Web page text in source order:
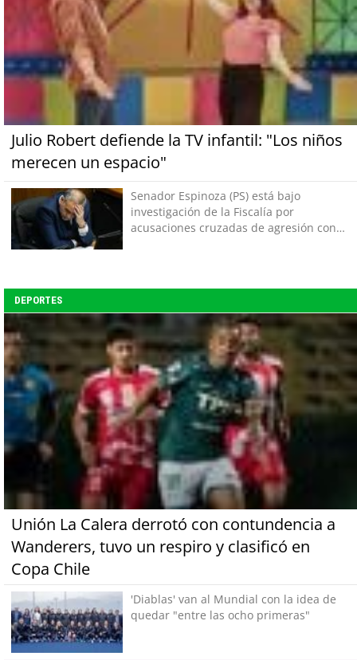
Julio Robert defiende la TV infantil: "Los niños
merecen un espacio"
Senador Espinoza (PS) está bajo
investigación de la Fiscalía por
acusaciones cruzadas de agresión con
DEPORTES
Unión La Calera derrotó con contundencia a
Wanderers, tuvo un respiro y clasificó en
Copa Chile
'Diablas' van al Mundial con la idea de
quedar "entre las ocho primeras"